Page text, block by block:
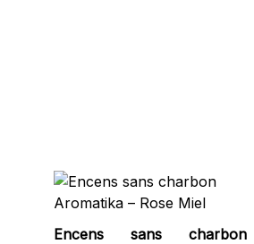
Encens sans charbon